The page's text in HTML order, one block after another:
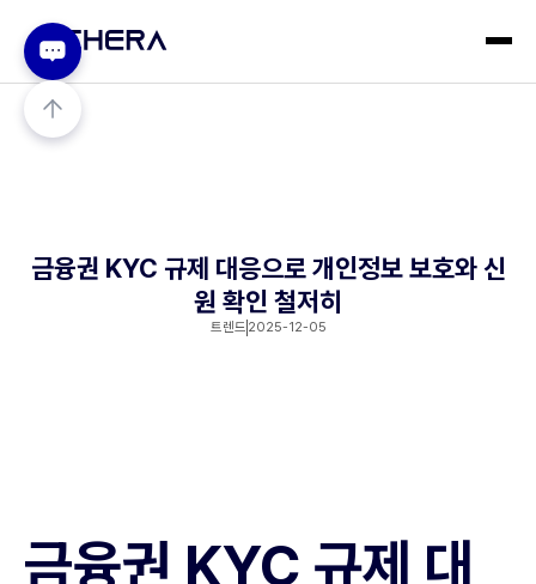
금융권 KYC 규제 대응으로 개인정보 보호와 신
원 확인 철저히
트렌드 2025-12-05
금융권 KYC 규제 대